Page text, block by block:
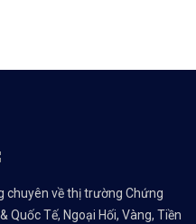
chuyên về thị trường Chứng
Quốc Tế, Ngoại Hối, Vàng, Tiền